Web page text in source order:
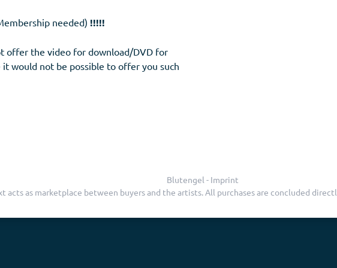
needed) !!!!!
offer the video for download/DVD for
it would not be possible to offer you such
Blutengel - Imprint
acts as marketplace between buyers and the artists. All purchases are concluded